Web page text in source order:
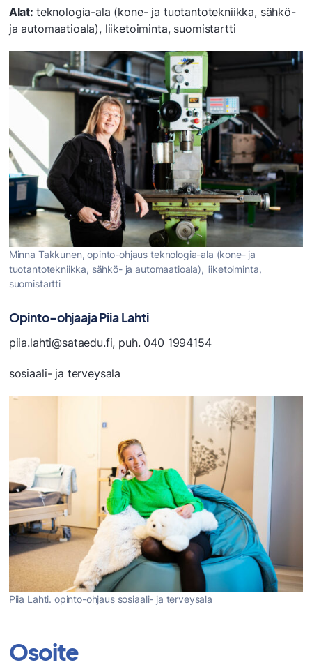
Alat: teknologia-ala (kone- ja tuotantotekniikka, sähkö-
ja automaatioala), liiketoiminta, suomistartti
Minna Takkunen, opinto-ohjaus teknologia-ala (kone- ja
tuotantotekniikka, sähkö- ja automaatioala), liiketoiminta,
suomistartti
Opinto-ohjaaja Piia Lahti
piia.lahti@sataedu.fi, puh. 040 1994154
sosiaali- ja terveysala
Piia Lahti. opinto-ohjaus sosiaali- ja terveysala
Osoite